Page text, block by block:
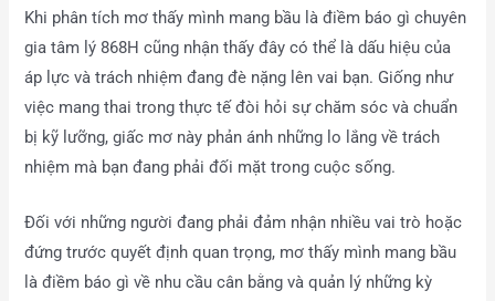
Khi phân tích mơ thấy mình mang bầu là điềm báo gì chuyên
gia tâm lý 868H cũng nhận thấy đây có thể là dấu hiệu của
áp lực và trách nhiệm đang đè nặng lên vai bạn. Giống như
việc mang thai trong thực tế đòi hỏi sự chăm sóc và chuẩn
bị kỹ lưỡng, giấc mơ này phản ánh những lo lắng về trách
nhiệm mà bạn đang phải đối mặt trong cuộc sống.
Đối với những người đang phải đảm nhận nhiều vai trò hoặc
đứng trước quyết định quan trọng, mơ thấy mình mang bầu
là điềm báo gì về nhu cầu cân bằng và quản lý những kỳ